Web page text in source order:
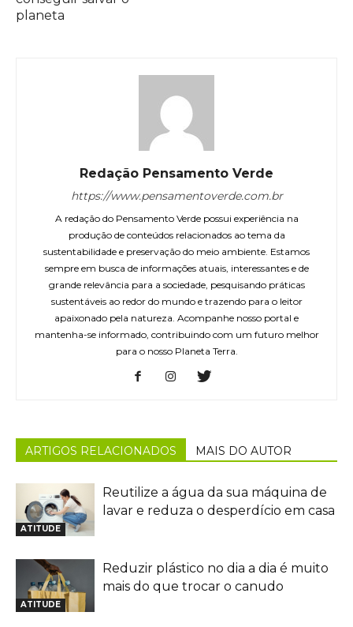
planeta
Redação Pensamento Verde
https://www.pensamentoverde.com.br
A redação do Pensamento Verde possui experiência na
produção de conteúdos relacionados ao tema da
sustentabilidade e preservação do meio ambiente. Estamos
sempre em busca de informações atuais, interessantes e de
grande relevância para a sociedade, pesquisando práticas
sustentáveis ao redor do mundo e trazendo para o leitor
apaixonado pela natureza. Acompanhe nosso portal e
mantenha-se informado, contribuindo com um futuro melhor
para o nosso Planeta Terra.
ARTIGOS RELACIONADOS MAIS DO AUTOR
ATITUDE
Reutilize a água da sua máquina de
lavar e reduza o desperdício em casa
ATITUDE
Reduzir plástico no dia a dia é muito
mais do que trocar o canudo